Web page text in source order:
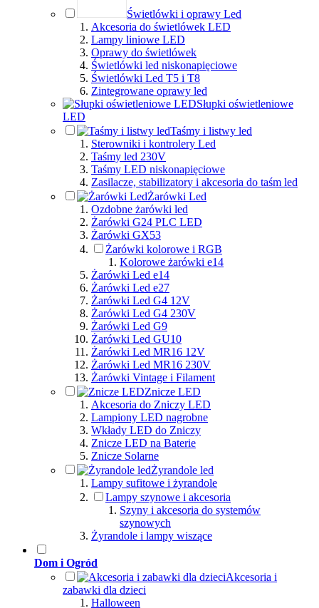
Świetlówki i oprawy Led
Akcesoria do świetlówek LED
Lampy liniowe LED
Oprawy do świetlówek
Świetlówki led niskonapięciowe
Świetlówki Led T5 i T8
Zintegrowane oprawy led
Słupki oświetleniowe
LED
Taśmy i listwy led
Sterowniki i kontrolery Led
Taśmy led 230V
Taśmy LED niskonapięciowe
Zasilacze, stabilizatory i akcesoria do taśm led
Żarówki Led
Ozdobne żarówki led
Żarówki G24 PLC LED
Żarówki GX53
Żarówki kolorowe i RGB
Kolorowe żarówki e14
Żarówki Led e14
Żarówki Led e27
Żarówki Led G4 12V
Żarówki Led G4 230V
Żarówki Led G9
Żarówki Led GU10
Żarówki Led MR16 12V
Żarówki Led MR16 230V
Żarówki Vintage i Filament
Znicze LED
Akcesoria do Zniczy LED
Lampiony LED nagrobne
Wkłady LED do Zniczy
Znicze LED na Baterie
Znicze Solarne
Żyrandole led
Lampy sufitowe i żyrandole
Lampy szynowe i akcesoria
Szyny i akcesoria do systemów
szynowych
Żyrandole i lampy wiszące
Dom i Ogród
Akcesoria i
zabawki dla dzieci
Halloween